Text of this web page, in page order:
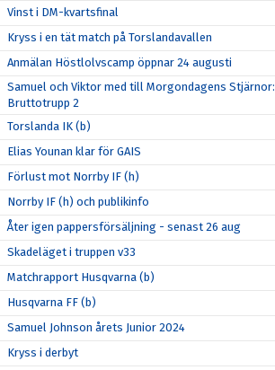
Vinst i DM-kvartsfinal
Kryss i en tät match på Torslandavallen
Anmälan Höstlolvscamp öppnar 24 augusti
Samuel och Viktor med till Morgondagens Stjärnor:
Bruttotrupp 2
Torslanda IK (b)
Elias Younan klar för GAIS
Förlust mot Norrby IF (h)
Norrby IF (h) och publikinfo
Åter igen pappersförsäljning - senast 26 aug
Skadeläget i truppen v33
Matchrapport Husqvarna (b)
Husqvarna FF (b)
Samuel Johnson årets Junior 2024
Kryss i derbyt